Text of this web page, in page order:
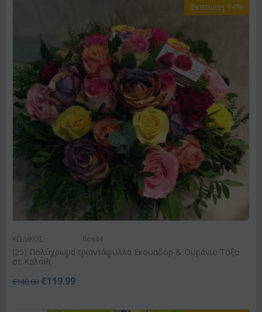
Έκπτωση 14%
ΚΩΔΙΚΟΣ: Ros44
(25) Πολύχρωμα τριαντάφυλλα Εκουαδόρ & Ουράνιο Τόξο
σε Καλάθι
€140.00 €119.99